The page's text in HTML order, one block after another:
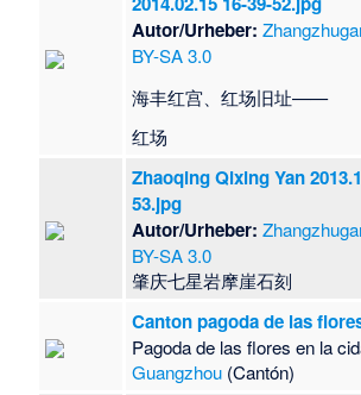
Autor/Urheber:
BY-SA 3.0
海丰红宫、红场旧址——
红场
Zhaoqing Qixing Yan
53.jpg
Autor/Urheber:
BY-SA 3.0
肇庆七星岩摩崖石刻
Canton pagoda de las
Pagoda de las flores en la
Guangzhou (Cantón)